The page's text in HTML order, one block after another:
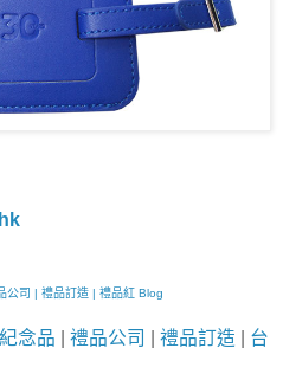
公司 | 禮品訂造 | 禮品紅 Blog
紀念品 禮品公司 禮品訂造
台